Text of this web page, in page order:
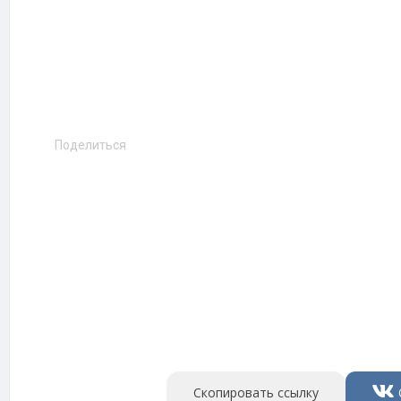
Поделиться
Скопировать ссылку